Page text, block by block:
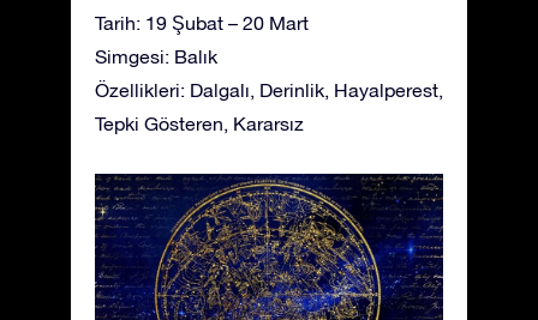
Tarih: 19 Şubat – 20 Mart
Simgesi: Balık
Özellikleri: Dalgalı, Derinlik, Hayalperest,
Tepki Gösteren, Kararsız